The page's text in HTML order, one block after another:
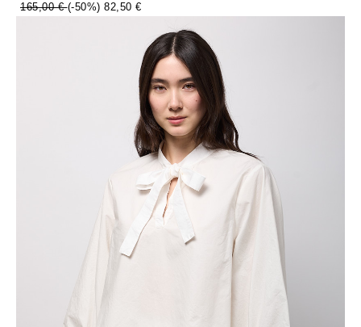
165,00 €(-50%) 82,50 €